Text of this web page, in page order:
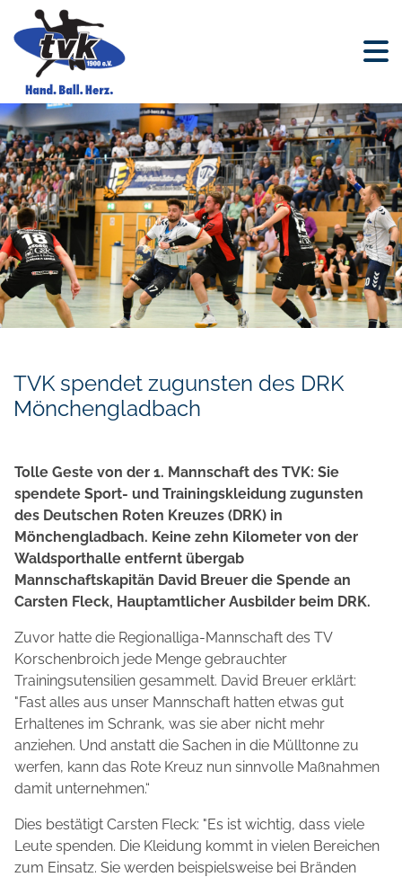
TVK spendet zugunsten des DRK
Mönchengladbach
Tolle Geste von der 1. Mannschaft des TVK: Sie
spendete Sport- und Trainingskleidung zugunsten
des Deutschen Roten Kreuzes (DRK) in
Mönchengladbach. Keine zehn Kilometer von der
Waldsporthalle entfernt übergab
Mannschaftskapitän David Breuer die Spende an
Carsten Fleck, Hauptamtlicher Ausbilder beim DRK.
Zuvor hatte die Regionalliga-Mannschaft des TV
Korschenbroich jede Menge gebrauchter
Trainingsutensilien gesammelt. David Breuer erklärt:
"Fast alles aus unser Mannschaft hatten etwas gut
Erhaltenes im Schrank, was sie aber nicht mehr
anziehen. Und anstatt die Sachen in die Mülltonne zu
werfen, kann das Rote Kreuz nun sinnvolle Maßnahmen
damit unternehmen.“
Dies bestätigt Carsten Fleck: "Es ist wichtig, dass viele
Leute spenden. Die Kleidung kommt in vielen Bereichen
zum Einsatz. Sie werden beispielsweise bei Bränden